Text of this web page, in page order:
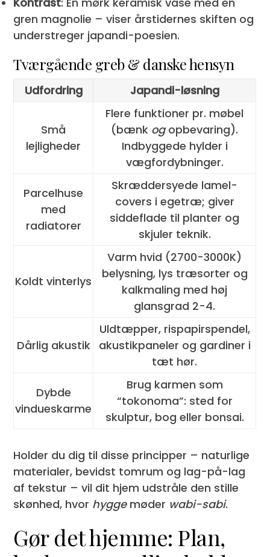
gren magnolie – viser årstidernes skiften og
understreger japandi-poesien.
Tværgående greb & danske hensyn
Udfordring Japandi-løsning
Små
lejligheder
Flere funktioner pr. møbel
(bænk ogopbevaring).
Indbyggede hylder i
vægfordybninger.
Parcelhuse
med
radiatorer
Skræddersyede lamel-
covers i egetræ; giver
siddeflade til planter og
skjuler teknik.
Koldt vinterlys
Varm hvid (2700-3000K)
belysning, lys træsorter og
kalkmaling med høj
glansgrad 2-4.
Dårlig akustik
Uldtæpper, rispapirspendel,
akustikpaneler og gardiner i
tæt hør.
Dybde
vindueskarme
Brug karmen som
“tokonoma”: sted for
skulptur, bog eller bonsai.
Holder du dig til disse principper – naturlige
materialer, bevidst tomrum og lag-på-lag
af tekstur – vil dit hjem udstråle den stille
skønhed, hvor hyggemøder wabi-sabi.
Gør det hjemme: Plan,